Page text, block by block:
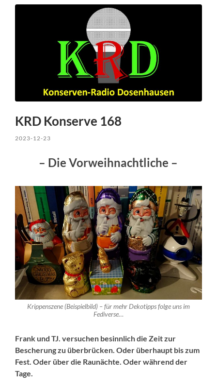
KRD Konserve 168
2023-12-23
– Die Vorweihnachtliche –
Krippenszene (Beispielbild) – für mehr Dekotipps folge uns im
Fediverse…
Frank und TJ. versuchen besinnlich die Zeit zur
Bescherung zu überbrücken. Oder überhaupt bis zum
Fest. Oder über die Raunächte. Oder während der
Tage.